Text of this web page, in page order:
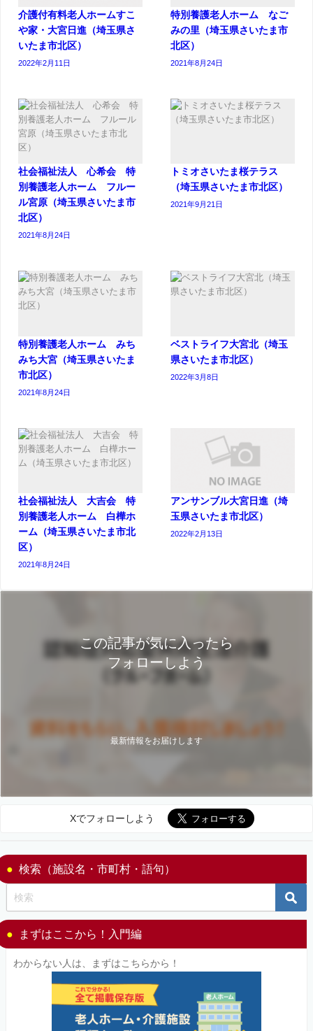
介護付有料老人ホームすこ
や家・大宮日進（埼玉県さ
いたま市北区）
2022年2月11日
特別養護老人ホーム なご
みの里（埼玉県さいたま市
北区）
2021年8月24日
社会福祉法人 心希会 特
別養護老人ホーム フルー
ル宮原（埼玉県さいたま市
北区）
2021年8月24日
トミオさいたま桜テラス
（埼玉県さいたま市北区）
2021年9月21日
特別養護老人ホーム みち
みち大宮（埼玉県さいたま
市北区）
2021年8月24日
ベストライフ大宮北（埼玉
県さいたま市北区）
2022年3月8日
社会福祉法人 大吉会 特
別養護老人ホーム 白樺ホ
ーム（埼玉県さいたま市北
区）
2021年8月24日
アンサンブル大宮日進（埼
玉県さいたま市北区）
2022年2月13日
この記事が気に入ったら
フォローしよう
最新情報をお届けします
Xでフォローしよう
検索（施設名・市町村・語句）
まずはここから！入門編
わからない人は、まずはこちらから！